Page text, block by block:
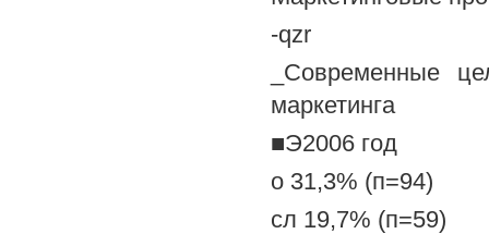
-qzr
_Современные
маркетинга
■Э2006 год
о 31,3% (п=94)
сл 19,7% (п=59)